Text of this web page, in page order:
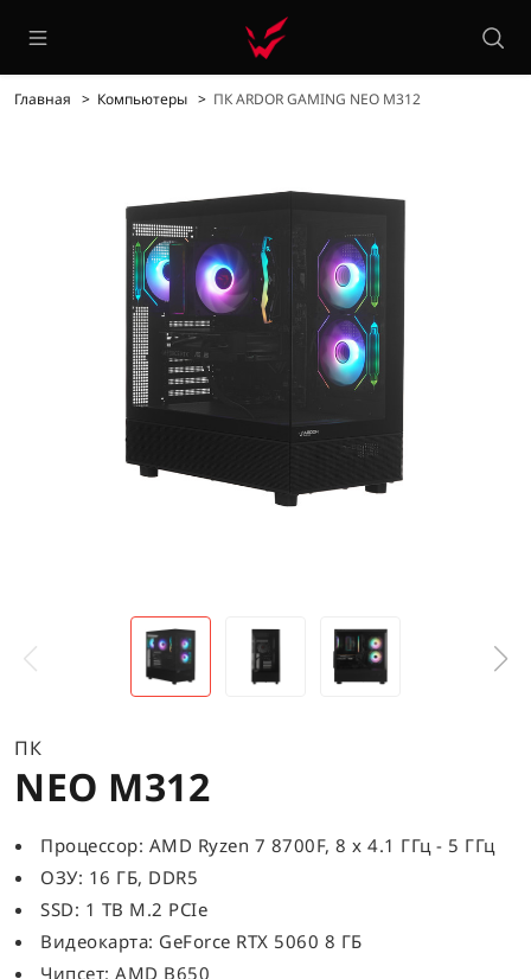
Главная Компьютеры ПК ARDOR GAMING NEO M312
ПК
NEO M312
Процессор: AMD Ryzen 7 8700F, 8 x 4.1 ГГц - 5 ГГц
ОЗУ: 16 ГБ, DDR5
SSD: 1 TB M.2 PCIe
Видеокарта: GeForce RTX 5060 8 ГБ
Чипсет: AMD B650